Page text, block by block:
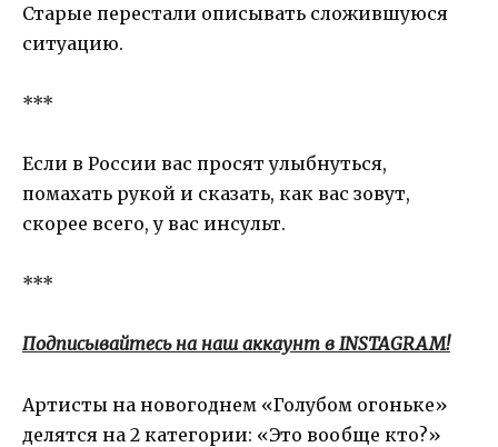
Старые перестали описывать сложившуюся
ситуацию.
***
Если в России вас просят улыбнуться,
помахать рукой и сказать, как вас зовут,
скорее всего, у вас инсульт.
***
Подписывайтесь на наш аккаунт в INSTAGRAM!
Артисты на новогоднем «Голубом огоньке»
делятся на 2 категории: «Это вообще кто?»